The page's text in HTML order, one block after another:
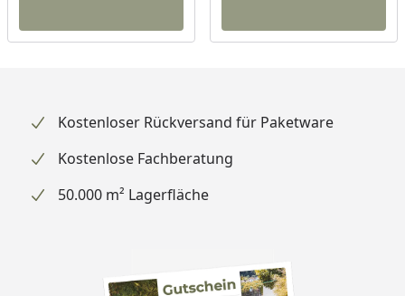
Kostenloser Rückversand für Paketware
Kostenlose Fachberatung
50.000 m² Lagerfläche